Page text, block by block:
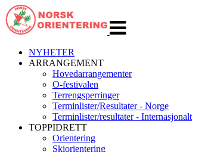
navigasjon
NYHETER
ARRANGEMENT
Hovedarrangementer
O-festivalen
Terrengsperringer
Terminlister/Resultater - Norge
Terminlister/resultater - Internasjonalt
TOPPIDRETT
Orientering
Skiorientering